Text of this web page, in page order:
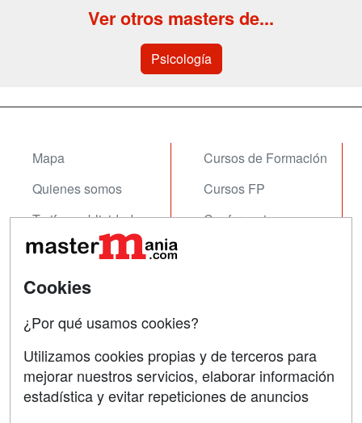
Ver otros masters de...
Psicología
Mapa
Quienes somos
Tarifas publicidad
Acceso Usuarios
Acceso Centros
Cursos de Formación
Cursos FP
Conferencias
Contactar
Confidencialidad
Aviso legal
Cookies
¿Por qué usamos cookies?
Utilizamos cookies propias y de terceros para
mejorar nuestros servicios, elaborar información
estadística y evitar repeticiones de anuncios